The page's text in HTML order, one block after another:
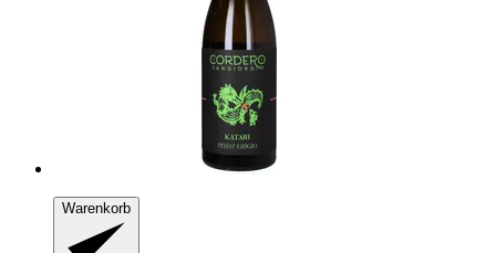
Warenkorb